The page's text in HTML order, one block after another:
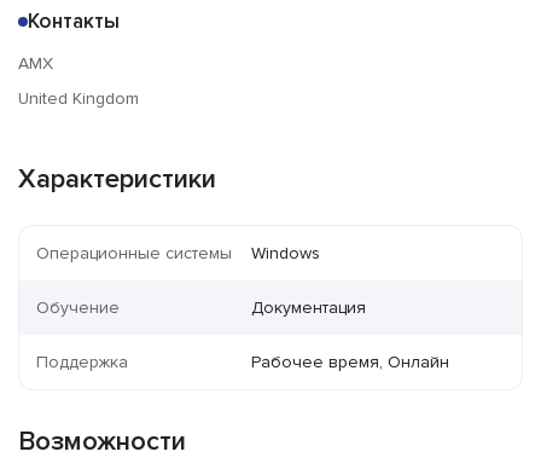
Контакты
AMX
United Kingdom
Характеристики
Операционные системы Windows
Обучение Документация
Поддержка Рабочее время, Онлайн
Возможности